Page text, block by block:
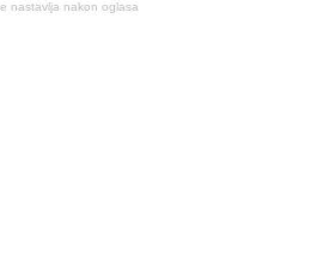
nastavlja nakon oglasa